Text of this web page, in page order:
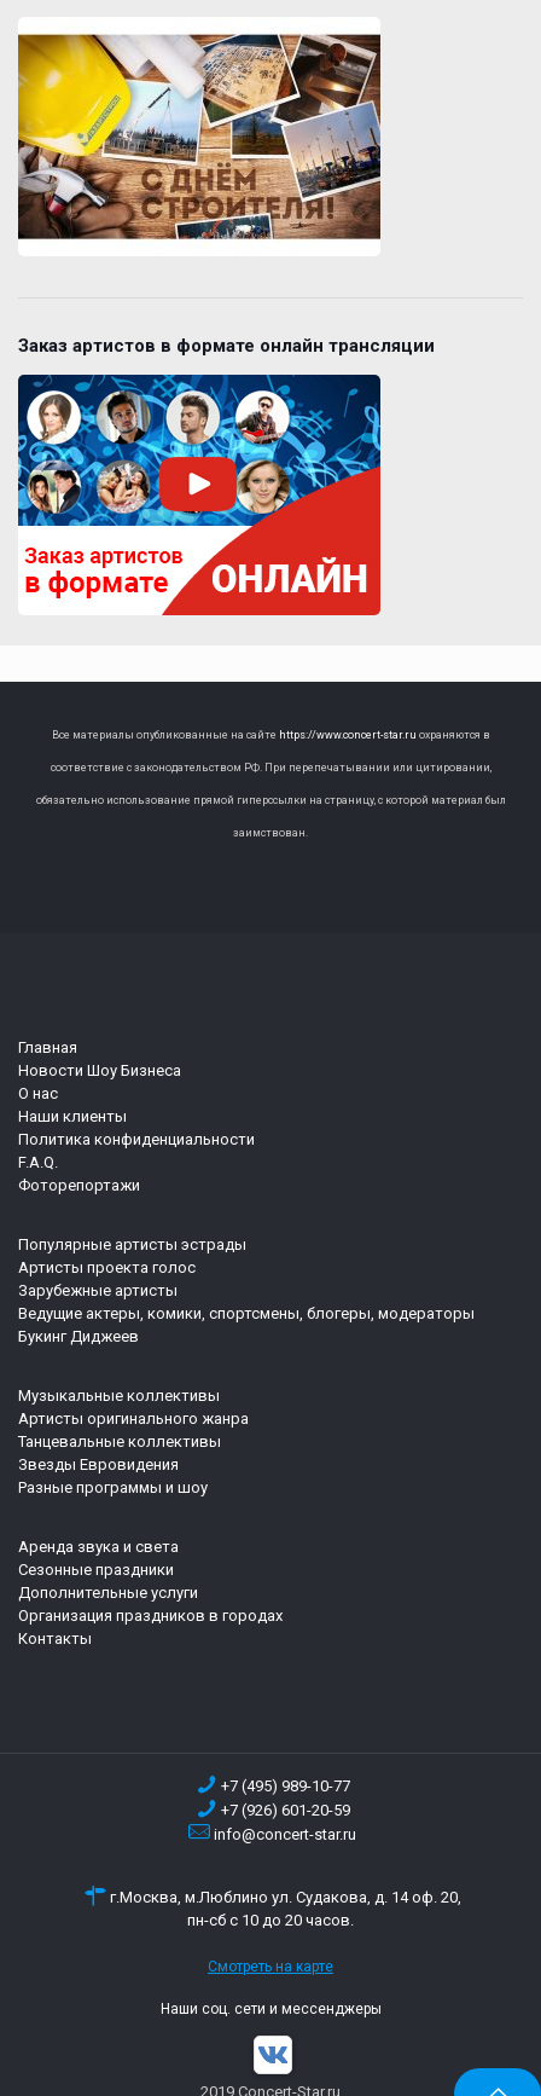
Заказ артистов в формате онлайн трансляции
Все материалы опубликованные на сайте https://www.concert-star.ru охраняются в
соответствие с законодательством РФ. При перепечатывании или цитировании,
обязательно использование прямой гиперссылки на страницу, с которой материал был
заимствован.
Главная
Новости Шоу Бизнеса
О нас
Наши клиенты
Политика конфиденциальности
F.A.Q.
Фоторепортажи
Популярные артисты эстрады
Артисты проекта голос
Зарубежные артисты
Ведущие актеры, комики, спортсмены, блогеры, модераторы
Букинг Диджеев
Музыкальные коллективы
Артисты оригинального жанра
Танцевальные коллективы
Звезды Евровидения
Разные программы и шоу
Аренда звука и света
Сезонные праздники
Дополнительные услуги
Организация праздников в городах
Контакты
+7 (495) 989-10-77
+7 (926) 601-20-59
info@concert-star.ru
г.Москва, м.Люблино ул. Судакова, д. 14 оф. 20,
пн-сб с 10 до 20 часов.
Смотреть на карте
Наши соц. сети и мессенджеры
2019 Concert-Star.ru